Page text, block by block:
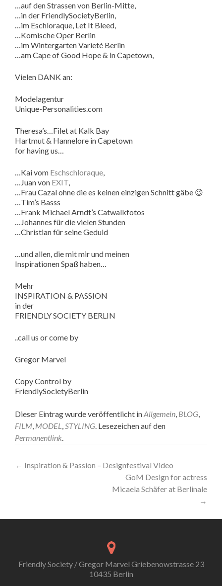
…auf den Strassen von Berlin-Mitte,
…in der FriendlySocietyBerlin,
…im Eschloraque, Let It Bleed,
…Komische Oper Berlin
…im Wintergarten Varieté Berlin
…am Cape of Good Hope & in Capetown,
Vielen DANK an:
Modelagentur
Unique-Personalities.com
Theresa’s…Filet at Kalk Bay
Hartmut & Hannelore in Capetown
for having us…
…Kai vom Eschschloraque,
…Juan von EXIT,
…Frau Cazal ohne die es keinen einzigen Schnitt gäbe 😉
…Tim’s Basss
…Frank Michael Arndt’s Catwalkfotos
…Johannes für die vielen Stunden
…Christian für seine Geduld
…und allen, die mit mir und meinen
Inspirationen Spaß haben…
Mehr
INSPIRATION & PASSION
in der
FRIENDLY SOCIETY BERLIN
..call us or come by
Gregor Marvel
Copy Control by
FriendlySocietyBerlin
Dieser Eintrag wurde veröffentlicht inAllgemein, BLOG,
FILM, MODEL,STYLING. Lesezeichen auf den
Permanentlink.
Artikel-
← Inspiration & Passion – Designfestival Video
GoM Design for actress
Micaela Schäfer at Berlinale
→
Friendly Society / Gregor Marvel Griebenowstrasse 23
10435 Berlin